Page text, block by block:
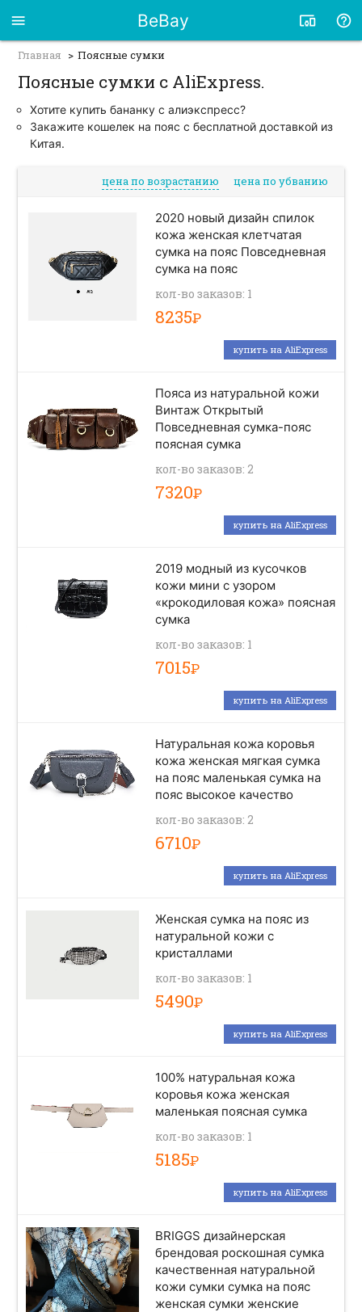
BeBay
Главная Поясные сумки
Поясные сумки с AliExpress.
Хотите купить бананку с алиэкспресс?
Закажите кошелек на пояс с бесплатной доставкой из
Китая.
цена по возрастанию цена по убванию
2020 новый дизайн спилок
кожа женская клетчатая
сумка на пояс Повседневная
сумка на пояс
кол-во заказов: 1
8235Р
купить на AliExpress
Пояса из натуральной кожи
Винтаж Открытый
Повседневная сумка-пояс
поясная сумка
кол-во заказов: 2
7320Р
купить на AliExpress
2019 модный из кусочков
кожи мини с узором
«крокодиловая кожа» поясная
сумка
кол-во заказов: 1
7015Р
купить на AliExpress
Натуральная кожа коровья
кожа женская мягкая сумка
на пояс маленькая сумка на
пояс высокое качество
кол-во заказов: 2
6710Р
купить на AliExpress
Женская сумка на пояс из
натуральной кожи с
кристаллами
кол-во заказов: 1
5490Р
купить на AliExpress
100% натуральная кожа
коровья кожа женская
маленькая поясная сумка
кол-во заказов: 1
5185Р
купить на AliExpress
BRIGGS дизайнерская
брендовая роскошная сумка
качественная натуральной
кожи сумки сумка на пояс
женская сумки женские